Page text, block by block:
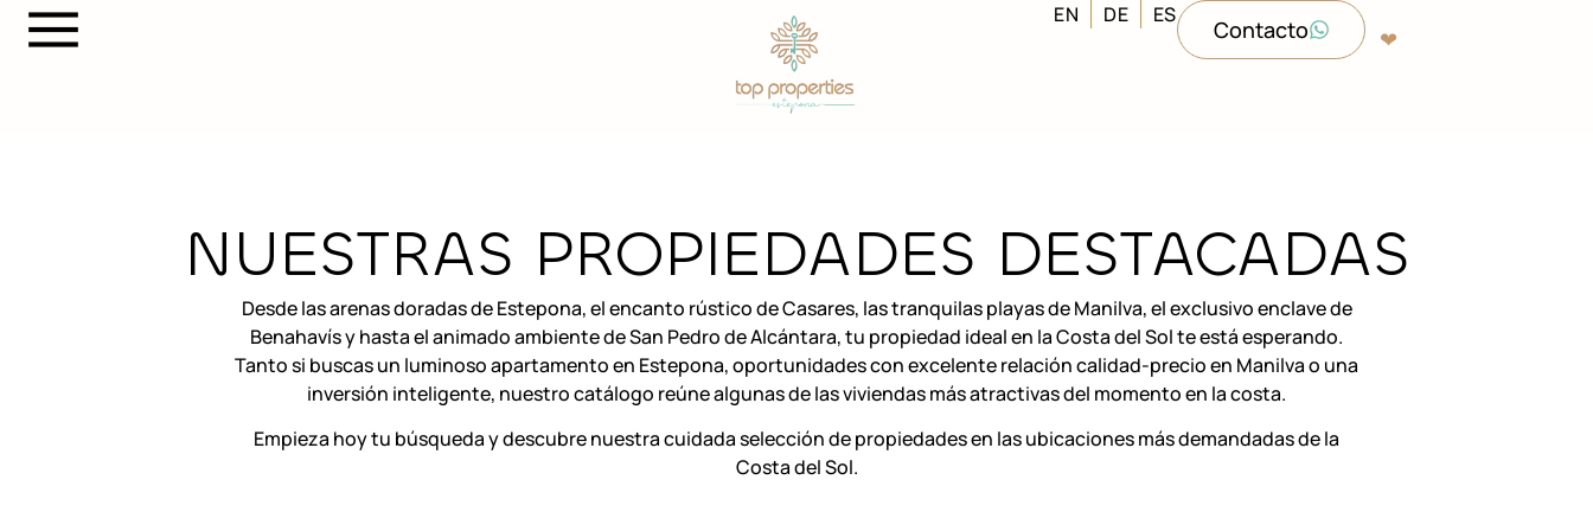
EN DE ES
Contacto ❤︎‬
NUESTRAS PROPIEDADES DESTACADAS
Desde las arenas doradas de Estepona, el encanto rústico de Casares, las tranquilas playas de Manilva, el exclusivo enclave de
Benahavís y hasta el animado ambiente de San Pedro de Alcántara, tu propiedad ideal en la Costa del Sol te está esperando.
Tanto si buscas un luminoso apartamento en Estepona, oportunidades con excelente relación calidad-precio en Manilva o una
inversión inteligente, nuestro catálogo reúne algunas de las viviendas más atractivas del momento en la costa.
Empieza hoy tu búsqueda y descubre nuestra cuidada selección de propiedades en las ubicaciones más demandadas de la
Costa del Sol.